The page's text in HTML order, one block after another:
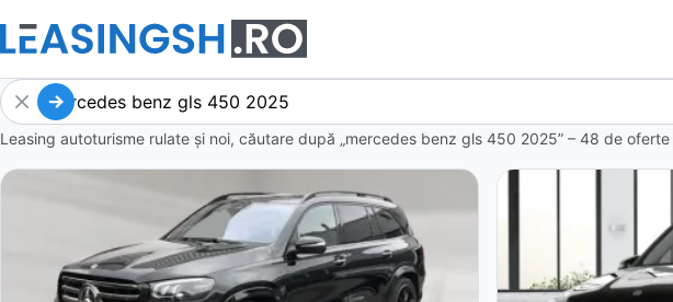
Leasing autoturisme rulate și noi, căutare după „mercedes benz gls 450 2025” – 48 de oferte